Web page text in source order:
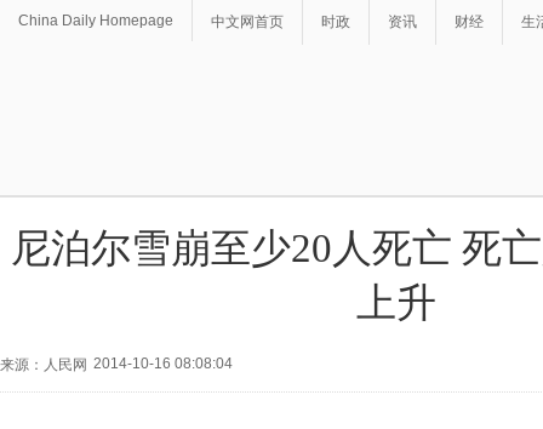
China Daily Homepage 中文网首页 时政 资讯 财经 生
尼泊尔雪崩至少20人死亡 死
上升
来源：人民网 2014-10-16 08:08:04